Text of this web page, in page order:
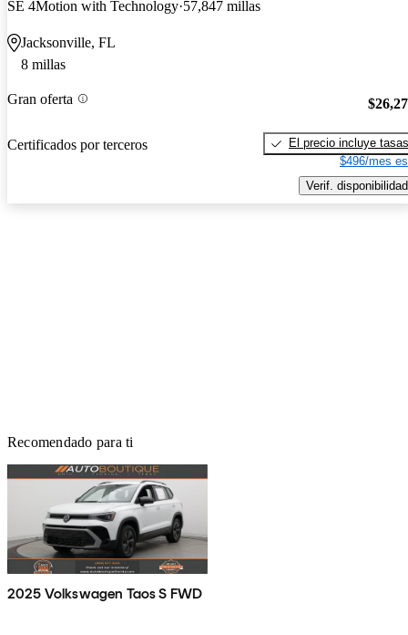
SE 4Motion with Technology 57,847 millas
Jacksonville, FL
8 millas
Gran oferta
Certificados por terceros
El precio incluye tasas
$496/mes
Verif. disponibilidad
Recomendado para ti
2025 Volkswagen Taos S FWD